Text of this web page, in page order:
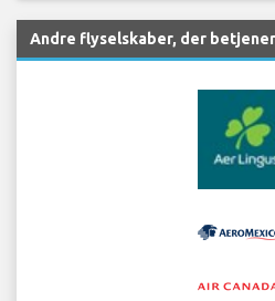
Andre flyselskaber, der